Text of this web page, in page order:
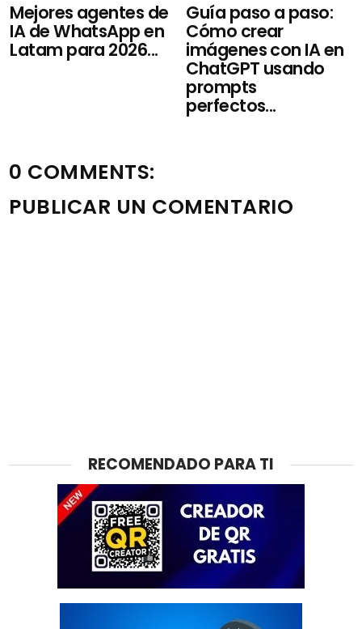
Mejores agentes de
IA de WhatsApp en
Latam para 2026...
Guía paso a paso:
Cómo crear
imágenes con IA en
ChatGPT usando
prompts
perfectos...
0 COMMENTS:
PUBLICAR UN COMENTARIO
RECOMENDADO PARA TI